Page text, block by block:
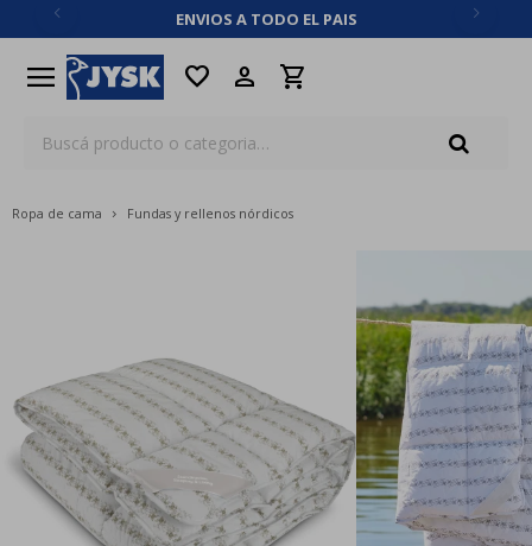
ENVIOS A TODO EL PAIS
menu favorite
Ropa de cama Fundas y rellenos nórdicos
close